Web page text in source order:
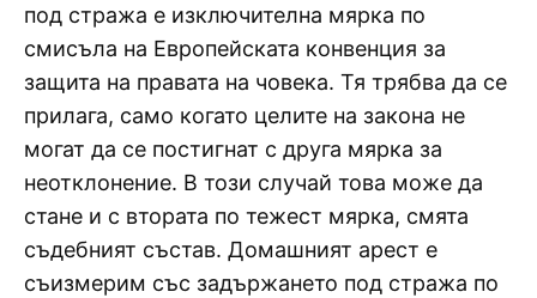
под стража е изключителна мярка по
смисъла на Европейската конвенция за
защита на правата на човека. Тя трябва да се
прилага, само когато целите на закона не
могат да се постигнат с друга мярка за
неотклонение. В този случай това може да
стане и с втората по тежест мярка, смята
съдебният състав. Домашният арест е
съизмерим със задържането под стража по